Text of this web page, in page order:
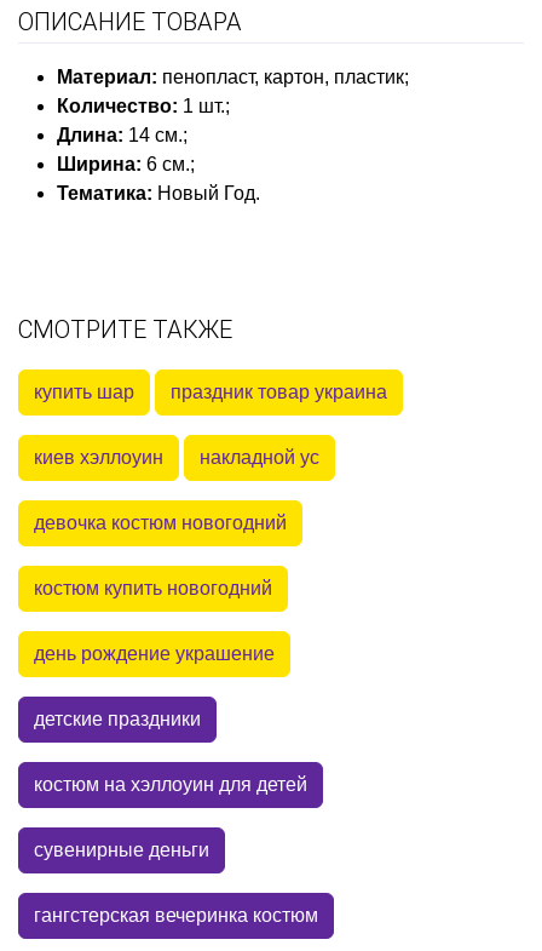
ОПИСАНИЕ ТОВАРА
Материал: пенопласт, картон, пластик;
Количество: 1 шт.;
Длина: 14 см.;
Ширина: 6 см.;
Тематика: Новый Год.
СМОТРИТЕ ТАКЖЕ
купить шар праздник товар украина
киев хэллоуин накладной ус
девочка костюм новогодний
костюм купить новогодний
день рождение украшение
детские праздники
костюм на хэллоуин для детей
сувенирные деньги
гангстерская вечеринка костюм